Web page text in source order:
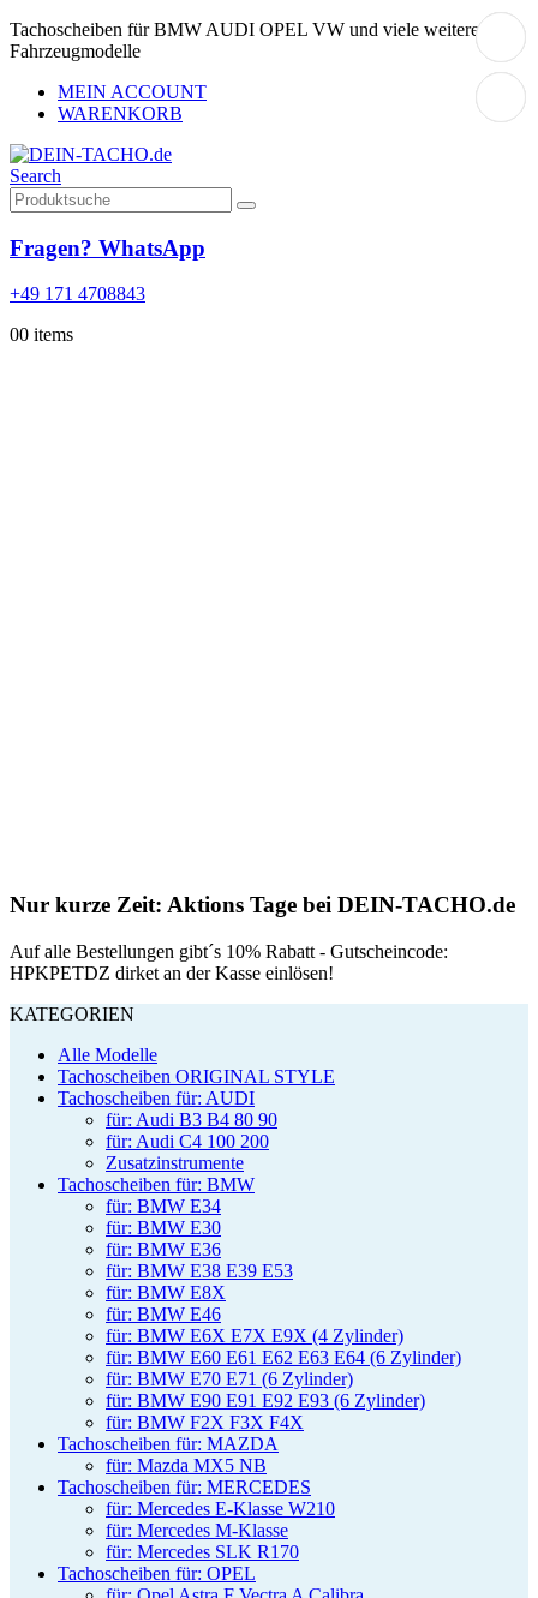
Tachoscheiben für BMW AUDI OPEL VW und viele weitere
Fahrzeugmodelle
MEIN ACCOUNT
WARENKORB
Search
Fragen? WhatsApp
+49 171 4708843
00 items
Nur kurze Zeit: Aktions Tage bei DEIN-TACHO.de
Auf alle Bestellungen gibt´s 10% Rabatt - Gutscheincode:
HPKPETDZ dirket an der Kasse einlösen!
KATEGORIEN
Alle Modelle
Tachoscheiben ORIGINAL STYLE
Tachoscheiben für: AUDI
für: Audi B3 B4 80 90
für: Audi C4 100 200
Zusatzinstrumente
Tachoscheiben für: BMW
für: BMW E34
für: BMW E30
für: BMW E36
für: BMW E38 E39 E53
für: BMW E8X
für: BMW E46
für: BMW E6X E7X E9X (4 Zylinder)
für: BMW E60 E61 E62 E63 E64 (6 Zylinder)
für: BMW E70 E71 (6 Zylinder)
für: BMW E90 E91 E92 E93 (6 Zylinder)
für: BMW F2X F3X F4X
Tachoscheiben für: MAZDA
für: Mazda MX5 NB
Tachoscheiben für: MERCEDES
für: Mercedes E-Klasse W210
für: Mercedes M-Klasse
für: Mercedes SLK R170
Tachoscheiben für: OPEL